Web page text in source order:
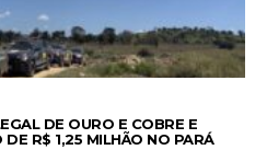
DE OURO E COBRE E
R$ 1,25 MILHÃO NO PARÁ